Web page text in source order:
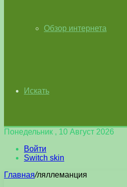
Обзор интернета
Искать
Понедельник , 10 Август 2026
Войти
Switch skin
Главная/ляллеманция